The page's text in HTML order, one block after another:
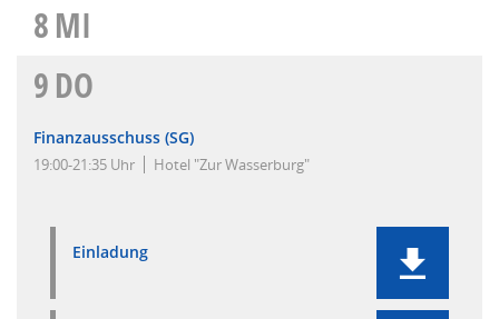
8MI
9DO
Finanzausschuss (SG)
19:00-21:35 Uhr Hotel "Zur Wasserburg"
Einladung